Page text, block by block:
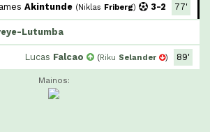
Akintunde (Niklas Friberg) 3-2 77'
Lutumba
Lucas Falcao (Riku Selander ) 89'
Mainos: